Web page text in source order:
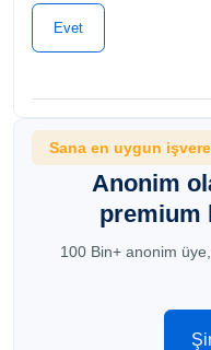
Evet
Sana en uygun
Anonim
premium
100 Bin+ anonim